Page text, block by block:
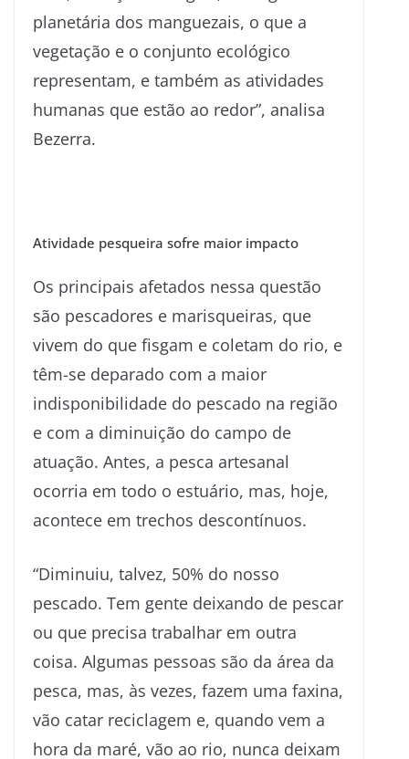
planetária dos manguezais, o que a
vegetação e o conjunto ecológico
representam, e também as atividades
humanas que estão ao redor”, analisa
Bezerra.
Atividade pesqueira sofre maior impacto
Os principais afetados nessa questão
são pescadores e marisqueiras, que
vivem do que fisgam e coletam do rio, e
têm-se deparado com a maior
indisponibilidade do pescado na região
e com a diminuição do campo de
atuação. Antes, a pesca artesanal
ocorria em todo o estuário, mas, hoje,
acontece em trechos descontínuos.
“Diminuiu, talvez, 50% do nosso
pescado. Tem gente deixando de pescar
ou que precisa trabalhar em outra
coisa. Algumas pessoas são da área da
pesca, mas, às vezes, fazem uma faxina,
vão catar reciclagem e, quando vem a
hora da maré, vão ao rio, nunca deixam